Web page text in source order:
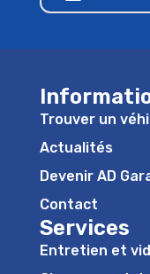
Trouver un
Actualités
Devenir AD
Contact
Services
Entretien et